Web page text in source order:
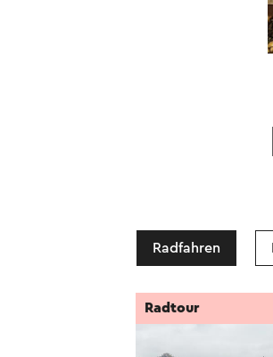
Radfahren
Radtour